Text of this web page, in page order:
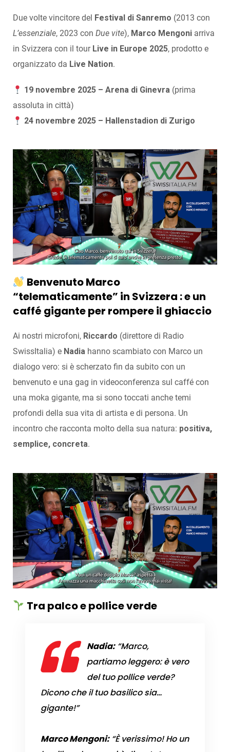
Due volte vincitore del Festival di Sanremo (2013 con
L’essenziale, 2023 con Due vite), Marco Mengoni arriva
in Svizzera con il tour Live in Europe 2025, prodotto e
organizzato da Live Nation.
19 novembre 2025 – Arena di Ginevra (prima
assoluta in città)
24 novembre 2025 – Hallenstadion di Zurigo
Benvenuto Marco
“telematicamente” in Svizzera : e un
caffé gigante per rompere il ghiaccio
Ai nostri microfoni, Riccardo (direttore di Radio
SwissItalia) e Nadia hanno scambiato con Marco un
dialogo vero: si è scherzato fin da subito con un
benvenuto e una gag in videoconferenza sul caffé con
una moka gigante, ma si sono toccati anche temi
profondi della sua vita di artista e di persona. Un
incontro che racconta molto della sua natura: positiva,
semplice, concreta.
Tra palco e pollice verde
Nadia:“Marco,
partiamo leggero: è vero
del tuo pollice verde?
Dicono che il tuo basilico sia…
gigante!”
Marco Mengoni:“È verissimo! Ho un